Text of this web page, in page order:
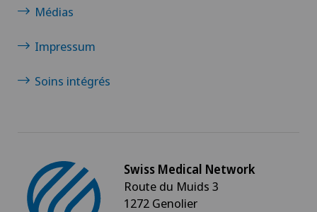
Médias
Impressum
Soins intégrés
Swiss Medical Network
Route du Muids 3
1272 Genolier